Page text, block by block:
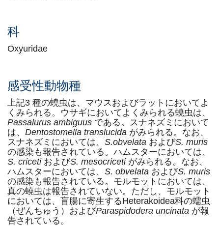
科
Oxyuridae
感受性動物種
上記3 種の蟯虫は、マウスおよびラットにおいてよ
くみられる。ウサギにおいてよくみられる蟯虫は、
Passalurus ambiguus である。スナネズミにおいて
は、 Dentostomella translucida がみられる。なお、
スナネズミにおいては、 S.obvelata およびS. muris
の感染も報告されている。ハムスターにおいては、
S. criceti およびS. mesocriceti がみられる。なお、
ハムスターにおいては、 S. obvelata およびS. muris
の感染も報告されている。モルモットにおいては、
真の蟯虫は報告されていない。ただし、モルモット
においては、盲腸に寄生するHeterakoidea科の蠕虫
（ぜんちゅう）およびParaspidodera uncinata が報
告されている。